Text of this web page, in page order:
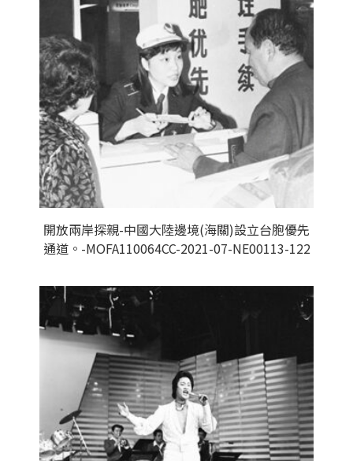
開放兩岸探親-中國大陸邊境(海關)設立台胞優先
通道。-MOFA110064CC-2021-07-NE00113-122